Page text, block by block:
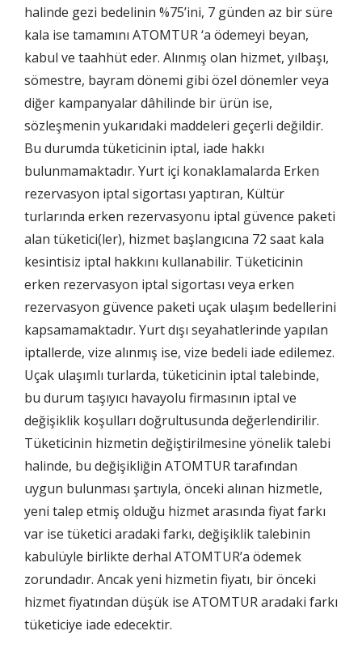
halinde gezi bedelinin %75’ini, 7 günden az bir süre
kala ise tamamını ATOMTUR ‘a ödemeyi beyan,
kabul ve taahhüt eder. Alınmış olan hizmet, yılbaşı,
sömestre, bayram dönemi gibi özel dönemler veya
diğer kampanyalar dâhilinde bir ürün ise,
sözleşmenin yukarıdaki maddeleri geçerli değildir.
Bu durumda tüketicinin iptal, iade hakkı
bulunmamaktadır. Yurt içi konaklamalarda Erken
rezervasyon iptal sigortası yaptıran, Kültür
turlarında erken rezervasyonu iptal güvence paketi
alan tüketici(ler), hizmet başlangıcına 72 saat kala
kesintisiz iptal hakkını kullanabilir. Tüketicinin
erken rezervasyon iptal sigortası veya erken
rezervasyon güvence paketi uçak ulaşım bedellerini
kapsamamaktadır. Yurt dışı seyahatlerinde yapılan
iptallerde, vize alınmış ise, vize bedeli iade edilemez.
Uçak ulaşımlı turlarda, tüketicinin iptal talebinde,
bu durum taşıyıcı havayolu firmasının iptal ve
değişiklik koşulları doğrultusunda değerlendirilir.
Tüketicinin hizmetin değiştirilmesine yönelik talebi
halinde, bu değişikliğin ATOMTUR tarafından
uygun bulunması şartıyla, önceki alınan hizmetle,
yeni talep etmiş olduğu hizmet arasında fiyat farkı
var ise tüketici aradaki farkı, değişiklik talebinin
kabulüyle birlikte derhal ATOMTUR’a ödemek
zorundadır. Ancak yeni hizmetin fiyatı, bir önceki
hizmet fiyatından düşük ise ATOMTUR aradaki farkı
tüketiciye iade edecektir.